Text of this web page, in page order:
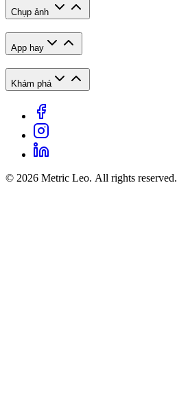
Chụp ảnh
App hay
Khám phá
© 2026 Metric Leo. All rights reserved.